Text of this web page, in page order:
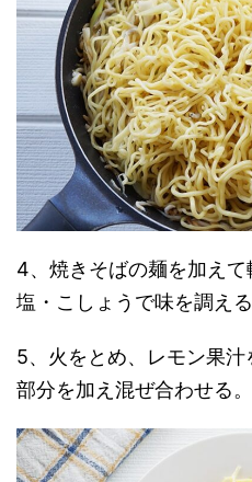
4、焼きそばの麺を加えて
塩・こしょうで味を調える
5、火をとめ、レモン果
部分を加え混ぜ合わせる。